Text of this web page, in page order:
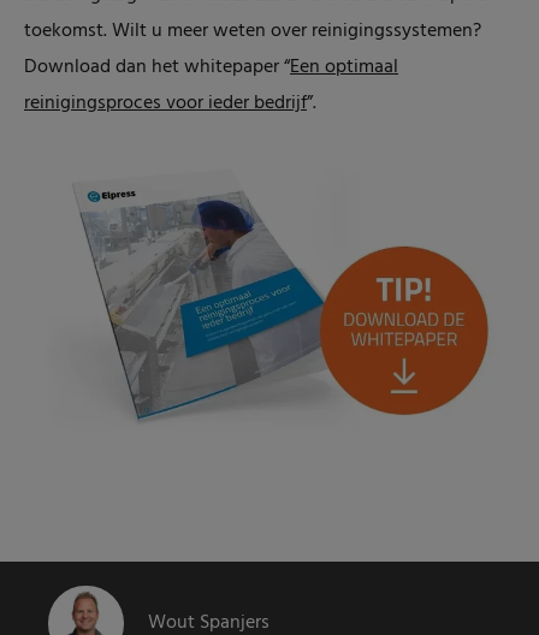
toekomst. Wilt u meer weten over reinigingssystemen?
Download dan het whitepaper “Een optimaal
reinigingsproces voor ieder bedrijf”.
Wout Spanjers